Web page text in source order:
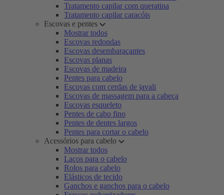
Tratamento capilar com queratina
Tratamento capilar caracóis
Escovas e pentes
Mostrar todos
Escovas redondas
Escovas desembaraçantes
Escovas planas
Escovas de madeira
Pentes para cabelo
Escovas com cerdas de javali
Escovas de massagem para a cabeça
Escovas esqueleto
Pentes de cabo fino
Pentes de dentes largos
Pentes para cortar o cabelo
Acessórios para cabelo
Mostrar todos
Laços para o cabelo
Rolos para cabelo
Elásticos de tecido
Ganchos e ganchos para o cabelo